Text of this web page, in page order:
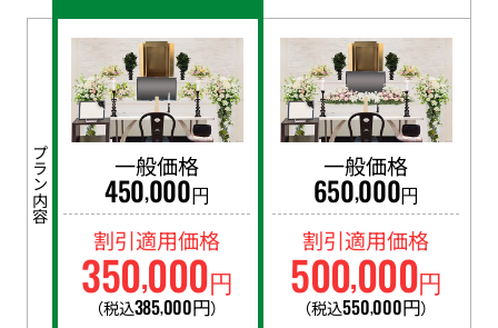
プラン内容 一般価格
450,000円
割引適用価格
350,000円
（税込385,000円）
一般価格
650,000円
割引適用価格
500,000円
（税込550,000円）